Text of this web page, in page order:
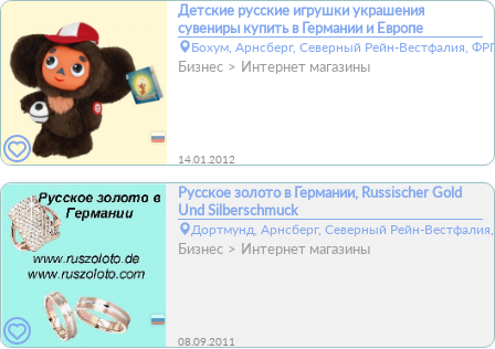
Детские русские игрушки украшения
сувениры купить в Германии и Европе
Бохум, Арнсберг, Северный Рейн-Вестфалия, ФРГ
Бизнес Интернет магазины
14.01.2012
Русское золото в Германии, Russischer Gold
Und Silberschmuck
Дортмунд, Арнсберг, Северный Рейн-Вестфалия,
Бизнес Интернет магазины
08.09.2011